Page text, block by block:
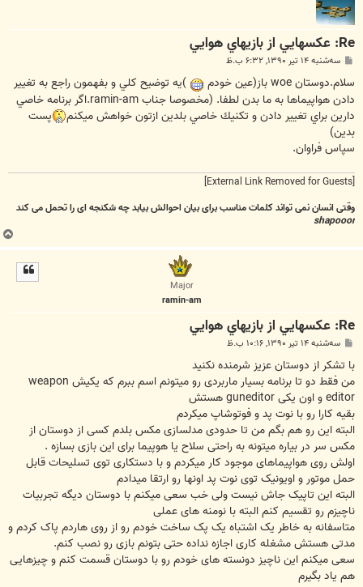
Re: عکسهايي از بازيهاي هوايي
پ
ت
سه‌شنبه ۱۴ تیر ۱۳۹۰, ۶:۳۲ ب.ظ
سلام.دوستان woe باز(عين خودم
)يه توضيح كلي و بفهمون راجع به تغيير
دادن هواپيماها به ما بدن لطفا. (مخصوصا جناب ramin-am.اگر برنامه خاصي
دارين براي تغيير دادن و تكنيك خاصي بلدين ازتون خواهش ميكنم
پست
بدين)
سپاس فراوان.
وقتی انسان نمی تواند کلمات مناسب برای بیان احوالش بیابد چه شکنجه ای را تحمل می کند
shapooor
ب
ا
Major
ramin-am
Re: عکسهايي از بازيهاي هوايي
پ
ت
سه‌شنبه ۱۴ تیر ۱۳۹۰, ۱۰:۱۶ ب.ظ
با تشکر از دوستان عزیز شرمنده نکنید
من فقط دو تا برنامه بسیار ماربردی رو میتونم اسم ببرم که یکیش weapon
editor و اون یکی guneditor هستش
بقیه کارا رو با نوت پد و فوتوشاپ میکردم
البته این رو هم بگم من تا حدودی مدلسازی مکس بلدم کسی از دوستان از
مکس سر در بیاره میتونه به راحتی سلاح یا هوپیما برای این بازی بسازه .
اولش روی هواپیماهای موجود کار میکردم و با دستکاری توی تسلیحات قابل
حمل موتور و اویونیک توی نوت پد اونها رو ارتقا میدادم
البته این تاپیک جاش نیست ولی خب سعی میکنم با دوستان دیگه تجربیات
ناچیزم رو تقسیم کنم البته با نومنه های عملی
متاسفانه به خاطر یک اشتباه یک پک ساخت خودم رو از روی هاردم پاک کردم و
مدتی هستش مشغله کاری اجازه نداده حتی بتونم بازی رو نصب کنم.
سعی میکنم این ناچیز دونسته های خودم رو با دوستان قسمت کنم و چیزهایی
هم یاد بگیرم